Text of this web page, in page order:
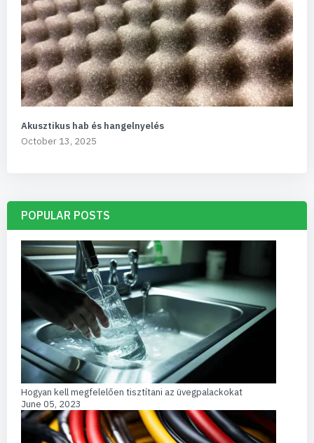
Akusztikus hab és hangelnyelés
October 13, 2025
POPULAR POSTS
Hogyan kell megfelelően tisztítani az üvegpalackokat
June 05, 2023